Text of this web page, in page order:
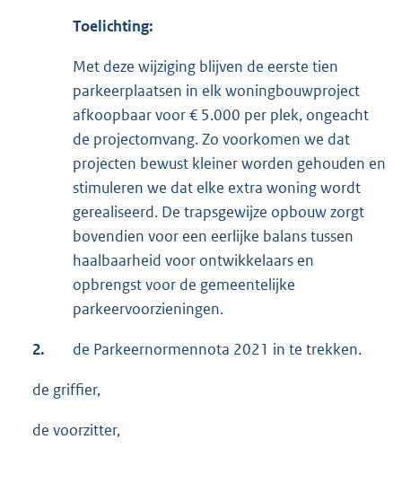
Toelichting:
Met deze wijziging blijven de eerste tien
parkeerplaatsen in elk woningbouwproject
afkoopbaar voor € 5.000 per plek, ongeacht
de projectomvang. Zo voorkomen we dat
projecten bewust kleiner worden gehouden en
stimuleren we dat elke extra woning wordt
gerealiseerd. De trapsgewijze opbouw zorgt
bovendien voor een eerlijke balans tussen
haalbaarheid voor ontwikkelaars en
opbrengst voor de gemeentelijke
parkeervoorzieningen.
2. de Parkeernormennota 2021 in te trekken.
de griffier,
de voorzitter,